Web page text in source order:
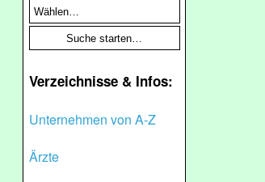
Verzeichnisse & Infos:
Unternehmen von A-Z
Ärzte